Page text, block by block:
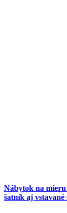
Nábytok na mieru
šatník aj